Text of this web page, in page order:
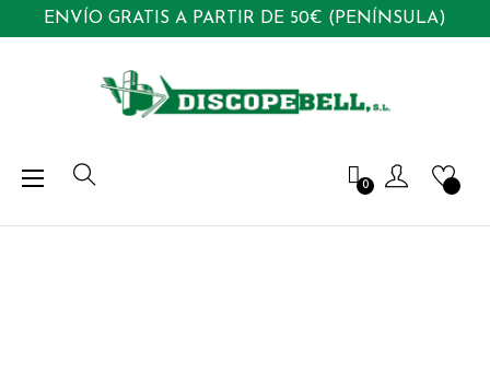
ENVÍO GRATIS A PARTIR DE 50€ (PENÍNSULA)
0
Navegación
palanca
☰